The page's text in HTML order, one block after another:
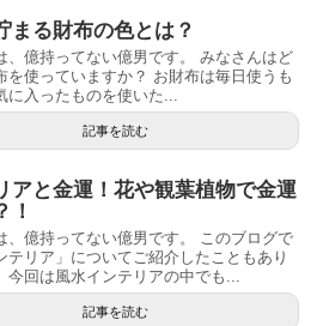
まる財布の色とは？
、億持ってない億男です。 みなさんはど
を使っていますか？ お財布は毎日使うも
に入ったものを使いた...
記事を読む
アと金運！花や観葉植物で金運
！
、億持ってない億男です。 このブログで
テリア」についてご紹介したこともあり
今回は風水インテリアの中でも...
記事を読む